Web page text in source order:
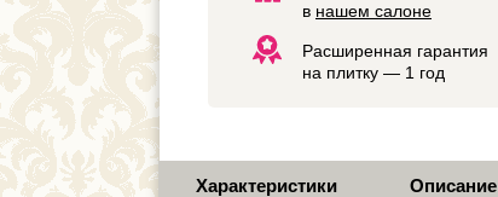
в нашем салоне
Расширенная гарантия
на плитку — 1 год
Характеристики Описание